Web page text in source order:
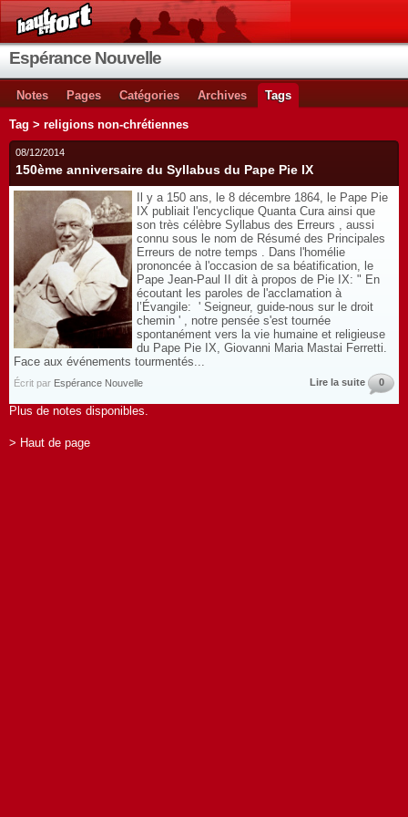
Espérance Nouvelle
Notes Pages Catégories Archives Tags
Tag > religions non-chrétiennes
08/12/2014
150ème anniversaire du Syllabus du Pape Pie IX
Il y a 150 ans, le 8 décembre 1864, le Pape Pie
IX publiait l'encyclique Quanta Cura ainsi que
son très célèbre Syllabus des Erreurs , aussi
connu sous le nom de Résumé des Principales
Erreurs de notre temps . Dans l'homélie
prononcée à l'occasion de sa béatification, le
Pape Jean-Paul II dit à propos de Pie IX: " En
écoutant les paroles de l'acclamation à
l’Évangile: ' Seigneur, guide-nous sur le droit
chemin ' , notre pensée s'est tournée
spontanément vers la vie humaine et religieuse
du Pape Pie IX, Giovanni Maria Mastai Ferretti.
Face aux événements tourmentés...
Écrit par Espérance Nouvelle Lire la suite 0
Plus de notes disponibles.
> Haut de page